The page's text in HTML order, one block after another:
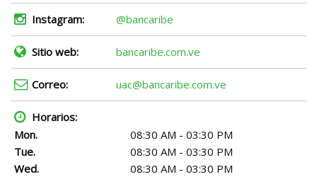
Instagram: @bancaribe
Sitio web: bancaribe.com.ve
Correo: uac@bancaribe.com.ve
Horarios:
Mon.
08:30 AM - 03:30 PM
Tue.
08:30 AM - 03:30 PM
Wed.
08:30 AM - 03:30 PM